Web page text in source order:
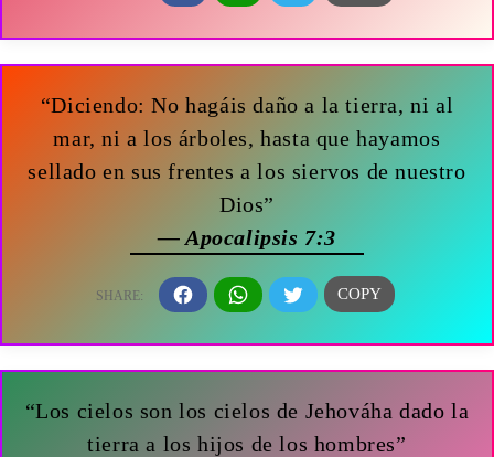
“Diciendo: No hagáis daño a la tierra, ni al
mar, ni a los árboles, hasta que hayamos
sellado en sus frentes a los siervos de nuestro
Dios”
— Apocalipsis 7:3
“Los cielos son los cielos de Jehováha dado la
tierra a los hijos de los hombres”